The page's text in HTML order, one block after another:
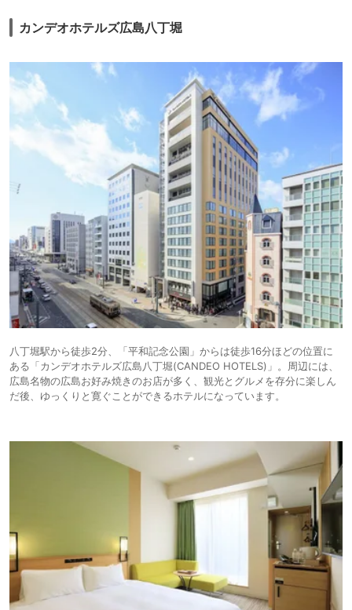
カンデオホテルズ広島八丁堀
八丁堀駅から徒歩2分、「平和記念公園」からは徒歩16分ほどの位置に
ある「カンデオホテルズ広島八丁堀(CANDEO HOTELS)」。周辺には、
広島名物の広島お好み焼きのお店が多く、観光とグルメを存分に楽しん
だ後、ゆっくりと寛ぐことができるホテルになっています。